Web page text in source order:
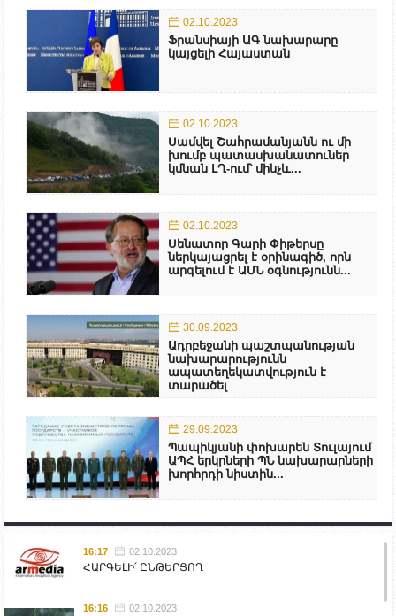
02.10.2023
Ֆրանսիայի ԱԳ նախարարը
կայցելի Հայաստան
02.10.2023
Սամվել Շահրամանյանն ու մի
խումբ պատասխանատուներ
կմնան ԼՂ-ում՝ մինչև...
02.10.2023
Սենատոր Գարի Փիթերսը
ներկայացրել է օրինագիծ, որն
արգելում է ԱՄՆ օգնությունն...
30.09.2023
Ադրբեջանի պաշտպանության
նախարարությունն
ապատեղեկատվություն է
տարածել
29.09.2023
Պապիկյանի փոխարեն Տուլայում
ԱՊՀ երկրների ՊՆ նախարարների
խորհրդի նիստին...
16:17 02.10.2023
ՀԱՐԳԵԼԻ՛ ԸՆԹԵՐՑՈՂ
16:16 02.10.2023